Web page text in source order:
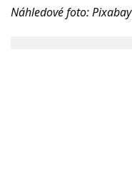
Náhledové foto: Pixabay